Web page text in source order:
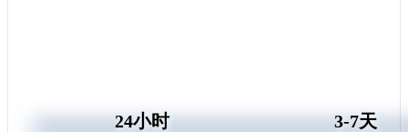
24小时 3-7天